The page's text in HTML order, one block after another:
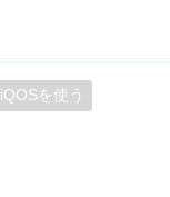
iQOSを使う